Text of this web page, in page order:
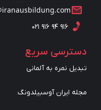
۰۲۱ ۹۱۶ ۹۴ ۹۱۶
دسترسی سریع
تبدیل نمره به آلمانی
مجله ایران آوسبیلدونگ